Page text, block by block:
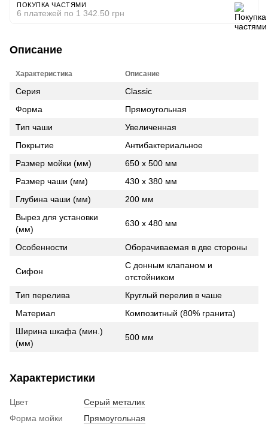
ПОКУПКА ЧАСТЯМИ
6 платежей по 1 342.50 грн
Описание
Характеристика Описание
Серия
Classic
Форма
Прямоугольная
Тип чаши
Увеличенная
Покрытие
Антибактериальное
Размер мойки (мм)
650 x 500 мм
Размер чаши (мм)
430 x 380 мм
Глубина чаши (мм)
200 мм
Вырез для установки
(мм)
630 x 480 мм
Особенности Оборачиваемая в две стороны
Сифон
С донным клапаном и
отстойником
Тип перелива
Круглый перелив в чаше
Материал
Композитный (80% гранита)
Ширина шкафа (мин.)
(мм)
500 мм
Характеристики
Цвет
Серый металик
Форма мойки
Прямоугольная